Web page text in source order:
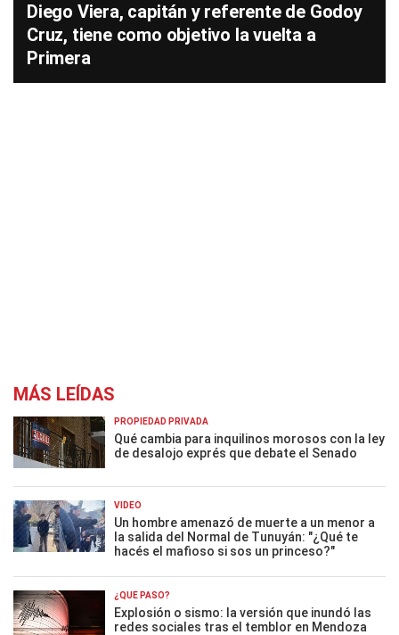
Diego Viera, capitán y referente de Godoy
Cruz, tiene como objetivo la vuelta a
Primera
MÁS LEÍDAS
PROPIEDAD PRIVADA
Qué cambia para inquilinos morosos con la ley
de desalojo exprés que debate el Senado
VIDEO
Un hombre amenazó de muerte a un menor a
la salida del Normal de Tunuyán: "¿Qué te
hacés el mafioso si sos un princeso?"
¿QUÉ PASÓ?
Explosión o sismo: la versión que inundó las
redes sociales tras el temblor en Mendoza